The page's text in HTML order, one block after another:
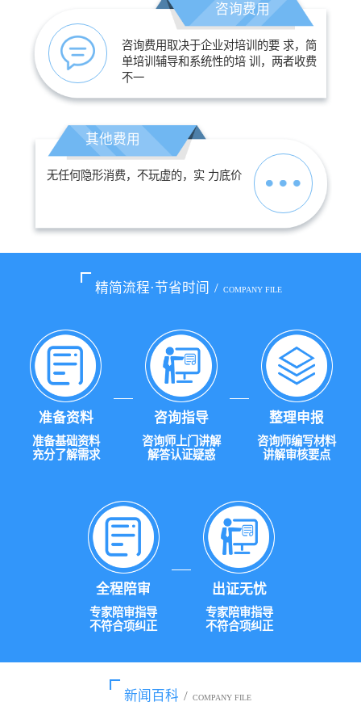
咨询费用
咨询费用取决于企业对培训的要 求，简
单培训辅导和系统性的培 训，两者收费
不一
其他费用
无任何隐形消费，不玩虚的，实 力底价
精简流程·节省时间 / COMPANY FILE
准备资料
准备基础资料
充分了解需求
咨询指导
咨询师上门讲解
解答认证疑惑
整理申报
咨询师编写材料
讲解审核要点
全程陪审
专家陪审指导
不符合项纠正
出证无忧
专家陪审指导
不符合项纠正
新闻百科 / COMPANY FILE